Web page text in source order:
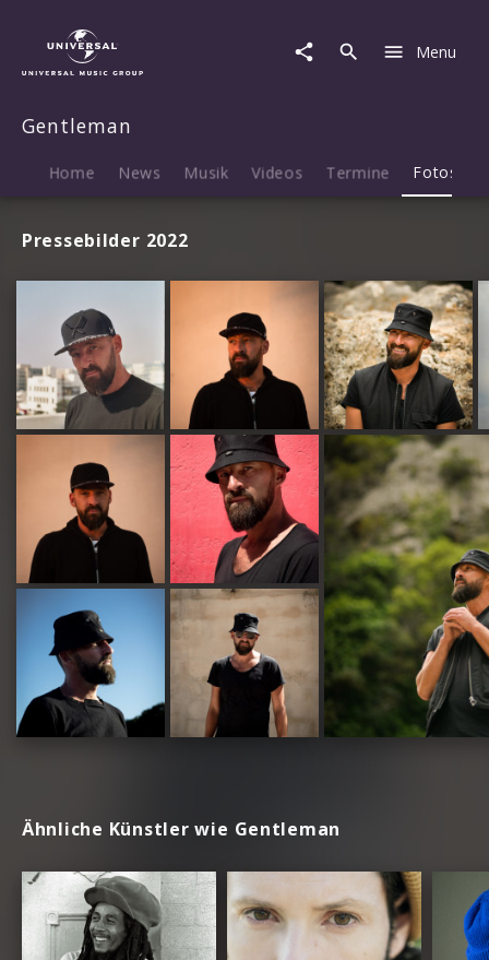
Menu
Gentleman
Home News Musik Videos Termine Fotos
Pressebilder 2022
Ähnliche Künstler wie Gentleman